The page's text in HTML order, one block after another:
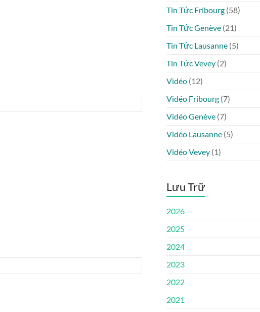
Tin Tức Fribourg (58)
Tin Tức Genève (21)
Tin Tức Lausanne (5)
Tin Tức Vevey (2)
Vidéo (12)
Vidéo Fribourg (7)
Vidéo Genève (7)
Vidéo Lausanne (5)
Vidéo Vevey (1)
Lưu Trữ
2026
2025
2024
2023
2022
2021